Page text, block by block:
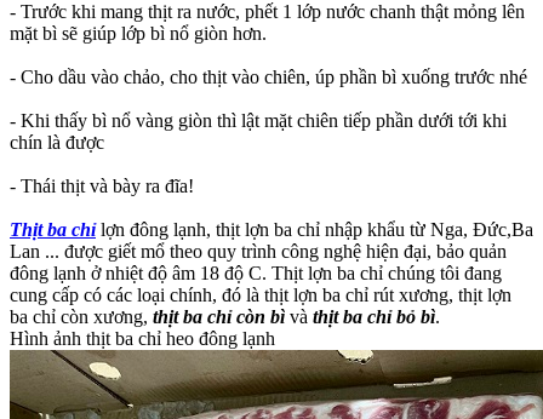
- Trước khi mang thịt ra nước, phết 1 lớp nước chanh thật mỏng lên
mặt bì sẽ giúp lớp bì nổ giòn hơn.
- Cho dầu vào chảo, cho thịt vào chiên, úp phần bì xuống trước nhé
- Khi thấy bì nổ vàng giòn thì lật mặt chiên tiếp phần dưới tới khi
chín là được
- Thái thịt và bày ra đĩa!
Thịt ba chỉlợn đông lạnh, thịt lợn ba chỉ nhập khẩu từ Nga, Đức,Ba
Lan ... được giết mổ theo quy trình công nghệ hiện đại, bảo quản
đông lạnh ở nhiệt độ âm 18 độ C. Thịt lợn ba chỉ chúng tôi đang
cung cấp có các loại chính, đó là thịt lợn ba chỉ rút xương, thịt lợn
ba chỉ còn xương, thịt ba chỉ còn bì và thịt ba chỉ bỏ bì.
Hình ảnh thịt ba chỉ heo đông lạnh